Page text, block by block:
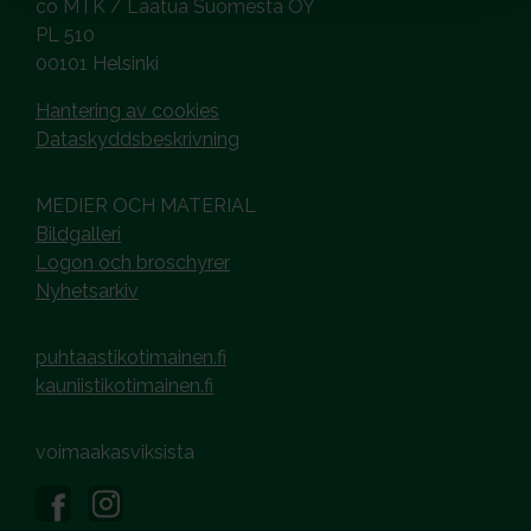
co MTK / Laatua Suomesta OY
PL 510
00101 Helsinki
Hantering av cookies
Dataskyddsbeskrivning
MEDIER OCH MATERIAL
Bildgalleri
Logon och broschyrer
Nyhetsarkiv
puhtaastikotimainen.fi
kauniistikotimainen.fi
voimaakasviksista